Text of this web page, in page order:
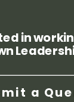
in
a